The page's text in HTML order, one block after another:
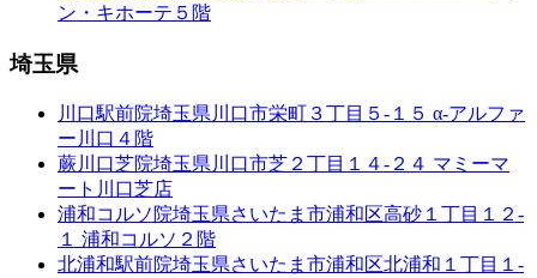
ン・キホーテ５階
埼玉県
川口駅前院埼玉県川口市栄町３丁目５-１５ α-アルファ
ー川口４階
蕨川口芝院埼玉県川口市芝２丁目１４-２４ マミーマ
ート川口芝店
浦和コルソ院埼玉県さいたま市浦和区高砂１丁目１２-
１ 浦和コルソ２階
北浦和駅前院埼玉県さいたま市浦和区北浦和１丁目１-